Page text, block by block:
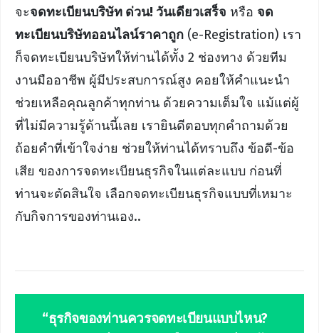
จะจดทะเบียนบริษัท ด่วน! วันเดียวเสร็จ หรือ จด
ทะเบียนบริษัทออนไลน์ราคาถูก (e-Registration) เรา
ก็จดทะเบียนบริษัทให้ท่านได้ทั้ง 2 ช่องทาง ด้วยทีม
งานมืออาชีพ ผู้มีประสบการณ์สูง คอยให้คำแนะนำ
ช่วยเหลือคุณลูกค้าทุกท่าน ด้วยความเต็มใจ แม้แต่ผู้
ที่ไม่มีความรู้ด้านนี้เลย เรายินดีตอบทุกคำถามด้วย
ถ้อยคำที่เข้าใจง่าย ช่วยให้ท่านได้ทราบถึง ข้อดี-ข้อ
เสีย ของการจดทะเบียนธุรกิจในแต่ละแบบ ก่อนที่
ท่านจะตัดสินใจ เลือกจดทะเบียนธุรกิจแบบที่เหมาะ
กับกิจการของท่านเอง..
“ธุรกิจของท่านควรจดทะเบียนแบบไหน?